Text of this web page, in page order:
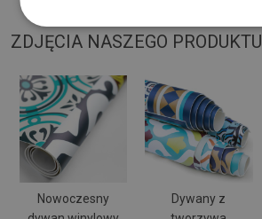
ZDJĘCIA NASZEGO PRODUKTU
Nowoczesny
Dywany z